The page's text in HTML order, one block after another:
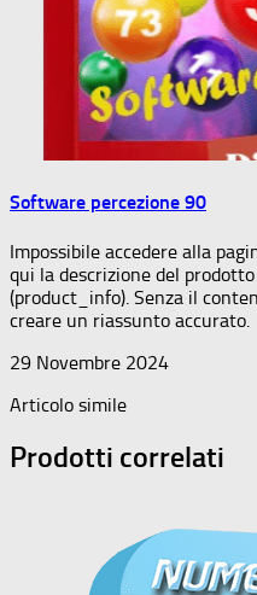
Software percezione 90
Impossibile accedere alla
qui la descrizione del
(product_info). Senza il
creare un riassunto accurato.
29 Novembre 2024
Articolo simile
Prodotti correlati